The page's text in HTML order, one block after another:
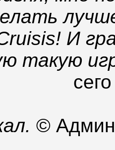
И
такую
©